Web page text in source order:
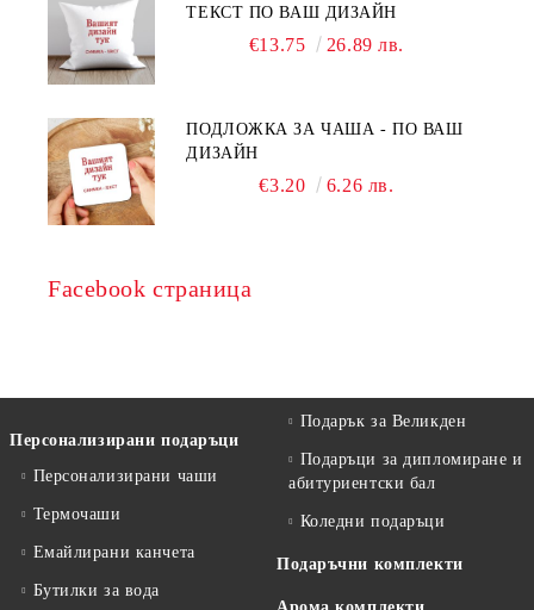
ТЕКСТ ПО ВАШ ДИЗАЙН
€13.75 26.89 лв.
ПОДЛОЖКА ЗА ЧАША - ПО ВАШ
ДИЗАЙН
€3.20 6.26 лв.
Facebook страница
Персонализирани подаръци
Персонализирани чаши
Термочаши
Емайлирани канчета
Бутилки за вода
Подарък за Великден
Подаръци за дипломиране и
абитуриентски бал
Коледни подаръци
Подаръчни комплекти